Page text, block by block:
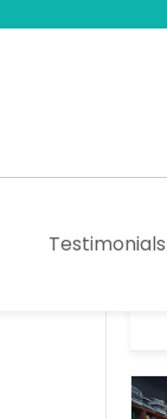
Testimonials